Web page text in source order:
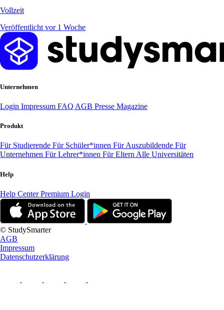
Vollzeit
Veröffentlicht vor 1 Woche
Unternehmen
Login Impressum FAQ AGB Presse Magazine
Produkt
Für Studierende Für Schüler*innen Für Auszubildende Für
Unternehmen Für Lehrer*innen Für Eltern Alle Universitäten
Help
Help CenterPremium Login
© StudySmarter
AGB
Impressum
Datenschutzerklärung